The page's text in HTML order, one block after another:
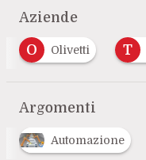
Aziende
O Olivetti T
Argomenti
B big data